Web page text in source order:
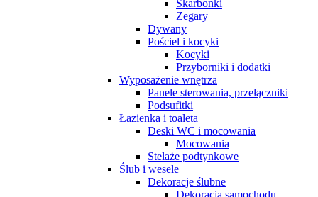
Skarbonki
Zegary
Dywany
Pościel i kocyki
Kocyki
Przyborniki i dodatki
Wyposażenie wnętrza
Panele sterowania, przełączniki
Podsufitki
Łazienka i toaleta
Deski WC i mocowania
Mocowania
Stelaże podtynkowe
Ślub i wesele
Dekoracje ślubne
Dekoracja samochodu